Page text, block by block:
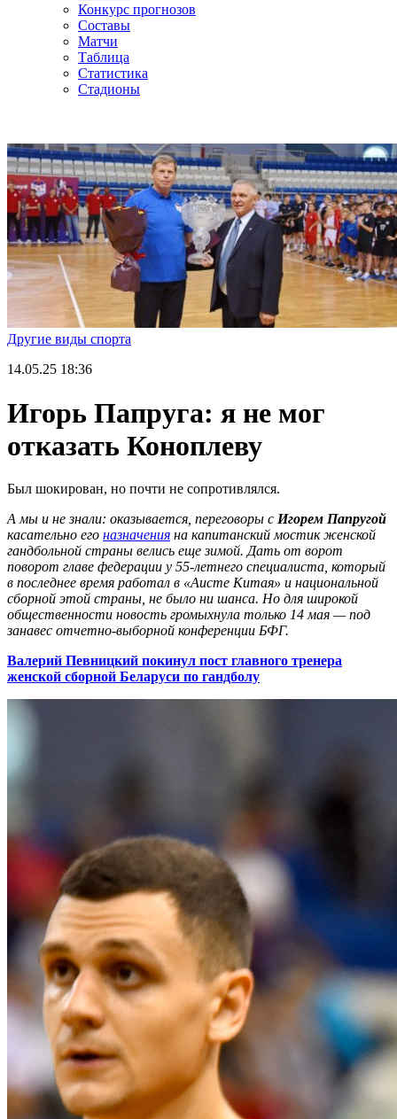
Конкурс прогнозов
Составы
Матчи
Таблица
Статистика
Стадионы
Другие виды спорта
14.05.25 18:36
Игорь Папруга: я не мог
отказать Коноплеву
Был шокирован, но почти не сопротивлялся.
А мы и не знали: оказывается, переговоры с Игорем Папругой
касательно его назначения на капитанский мостик женской
гандбольной страны велись еще зимой. Дать от ворот
поворот главе федерации у 55-летнего специалиста, который
в последнее время работал в «Аисте Китая» и национальной
сборной этой страны, не было ни шанса. Но для широкой
общественности новость громыхнула только 14 мая — под
занавес отчетно-выборной конференции БФГ.
Валерий Певницкий покинул пост главного тренера
женской сборной Беларуси по гандболу